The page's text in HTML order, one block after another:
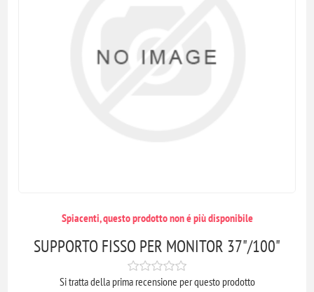
Spiacenti, questo prodotto non é più disponibile
SUPPORTO FISSO PER MONITOR 37"/100"
Si tratta della prima recensione per questo prodotto